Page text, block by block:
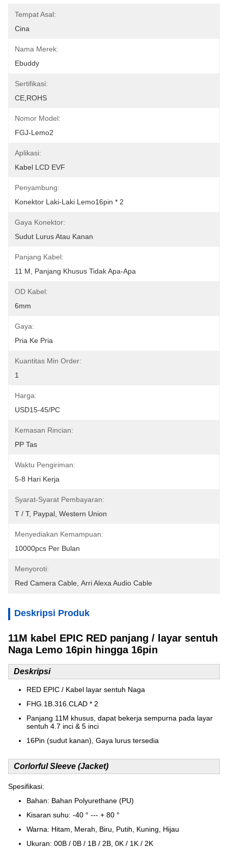
Tempat Asal:
Cina
Nama Merek:
Ebuddy
Sertifikasi:
CE,ROHS
Nomor Model:
FGJ-Lemo2
Aplikasi:
Kabel LCD EVF
Penyambung:
Konektor Laki-Laki Lemo16pin * 2
Gaya Konektor:
Sudut Lurus Atau Kanan
Panjang Kabel:
11 M, Panjang Khusus Tidak Apa-Apa
OD Kabel:
6mm
Gaya:
Pria Ke Pria
Kuantitas Min Order:
1
Harga:
USD15-45/PC
Kemasan Rincian:
PP Tas
Waktu Pengiriman:
5-8 Hari Kerja
Syarat-Syarat Pembayaran:
T / T, Paypal, Western Union
Menyediakan Kemampuan:
10000pcs Per Bulan
Menyoroti:
Red Camera Cable Arri Alexa Audio Cable
Deskripsi Produk
11M kabel EPIC RED panjang / layar sentuh
Naga Lemo 16pin hingga 16pin
Deskripsi
RED EPIC / Kabel layar sentuh Naga
FHG.1B.316.CLAD * 2
Panjang 11M khusus, dapat bekerja sempurna pada layar
sentuh 4.7 inci & 5 inci
16Pin (sudut kanan), Gaya lurus tersedia
Corlorful Sleeve (Jacket)
Spesifikasi:
Bahan: Bahan Polyurethane (PU)
Kisaran suhu: -40 ° --- + 80 °
Warna: Hitam, Merah, Biru, Putih, Kuning, Hijau
Ukuran: 00B / 0B / 1B / 2B, 0K / 1K / 2K